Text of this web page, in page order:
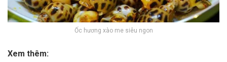
Ốc hương xào me siêu ngon
Xem thêm: